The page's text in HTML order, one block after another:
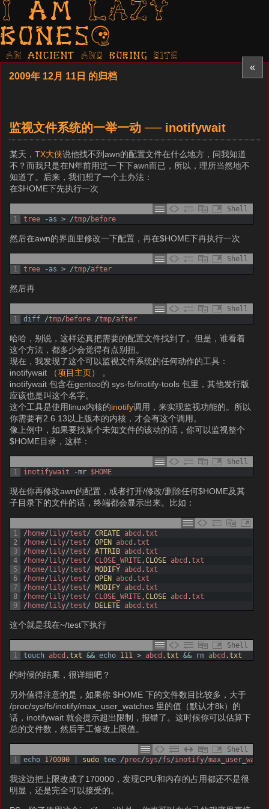
I am LAZY
bones?
AN ancient AND boring SITE
«
2009年 12月 11日 的归档
监视文件系统的一举一动 ── inotifywait
某天，TX大侠说他找不到awn的配置文件在什么地方，问我知道
不？而我只是在N年前用过一下下awn而已，所以，理所当然地不
知道了。后来，我们想了一个土办法：
在$HOME下先执行一次
Shell
1
tree - as > /tmp/ before
然后在awn的界面里修改一下配置，再在$HOME下再执行一次
Shell
1
tree - as > /tmp/after
然后再
Shell
1
diff /tmp/ before /tmp/after
哈哈，别说，这样还真把需要的配置文件找到了。但是，谁看着
这个方法，都多少会觉得有点别扭。
现在，我发现了这个可以监视文件系统的任何动作的工具：
inotifywait （项目主页） 。
inotifywait 包含在gentoo的 sys-fs/inotify-tools 包里，其他发行版
应该也是叫这个名字。
这个工具是使用linux内核的inotify调用，来实现监视功能的。所以
你需要有2.6.13以上版本的内核，才会有这个调用。
像上例中，如果要找某个未知文件的该动的话，你可以监视整个
$HOME目录，这样：
Shell
1
inotifywait -mr $HOME
现在你再修改awn的配置，或者打开/修改/删除任何$HOME及其
子目录下的文件的话，终端都会显示出来。比如：
1
2
3
4
5
6
7
8
9
/ home/lily/test/ CREATE abcd .txt
/ home/lily/test/ OPEN abcd .txt
/ home/lily/test/ ATTRIB abcd .txt
/ home/lily/test/ CLOSE_WRITE ,CLOSE abcd .txt
/ home/lily/test/ MODIFY abcd .txt
/ home/lily/test/ OPEN abcd .txt
/ home/lily/test/ MODIFY abcd .txt
/ home/lily/test/ CLOSE_WRITE ,CLOSE abcd .txt
/ home/lily/test/ DELETE abcd .txt
这个就是我在~/test下执行
Shell
1
touch abcd .txt && echo 111 > abcd .txt && rm abcd .txt
的时候的结果，很详细吧？
另外值得注意的是，如果你 $HOME 下的文件数目比较多，大于
/proc/sys/fs/inotify/max_user_watches 里的值（默认才8k）的
话，inotifywait 就会提示超出限制，报错了。这时候你可以估算下
总的文件数，然后手工修改上限值。
Shell
1
echo 170000 sudo tee /proc/sys/fs/inotify/
我这边把上限改成了170000，发现CPU和内存的占用都还不是很
明显，还是完全可以接受的。